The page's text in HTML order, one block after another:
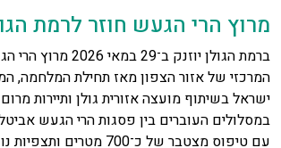
מרוץ הרי הגעש חוזר לרמת
ברמת הגולן יוזנק ב־29
המרכזי של אזור הצפון מאז תחילת המלחמה,
ישראל בשיתוף מועצה אזורית גולן ותיירות
במסלולים העוברים בין פסגות הרי הגעש
עם טיפוס מצטבר של כ־700